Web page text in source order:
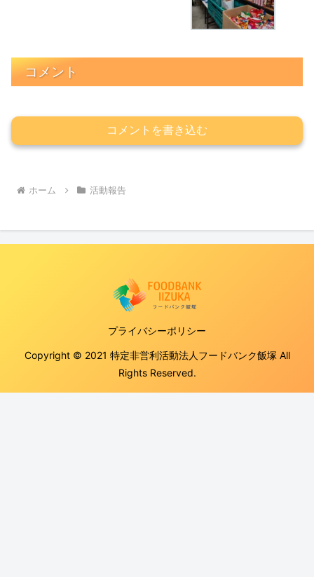
コメント
コメントを書き込む
ホーム 活動報告
プライバシーポリシー
Copyright © 2021 特定非営利活動法人フードバンク飯塚 All
Rights Reserved.